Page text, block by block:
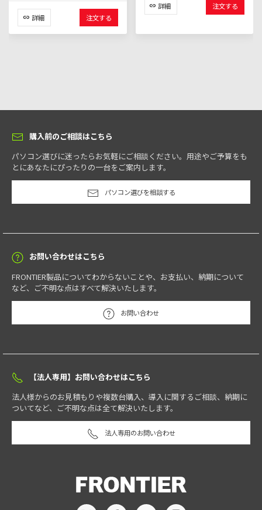
詳細 注文する
詳細 注文する
購入前のご相談はこちら
パソコン選びに迷ったらお気軽にご相談ください。用途やご予算をも
とにあなたにぴったりの一台をご案内します。
パソコン選びを相談する
お問い合わせはこちら
FRONTIER製品についてわからないことや、お支払い、納期について
など、ご不明な点はすべて解決いたします。
お問い合わせ
【法人専用】お問い合わせはこちら
法人様からのお見積もりや複数台購入、導入に関するご相談、納期に
ついてなど、ご不明な点は全て解決いたします。
法人専用のお問い合わせ